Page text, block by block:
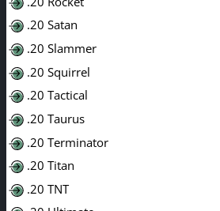
.20 Satan
.20 Slammer
.20 Squirrel
.20 Tactical
.20 Taurus
.20 Terminator
.20 Titan
.20 TNT